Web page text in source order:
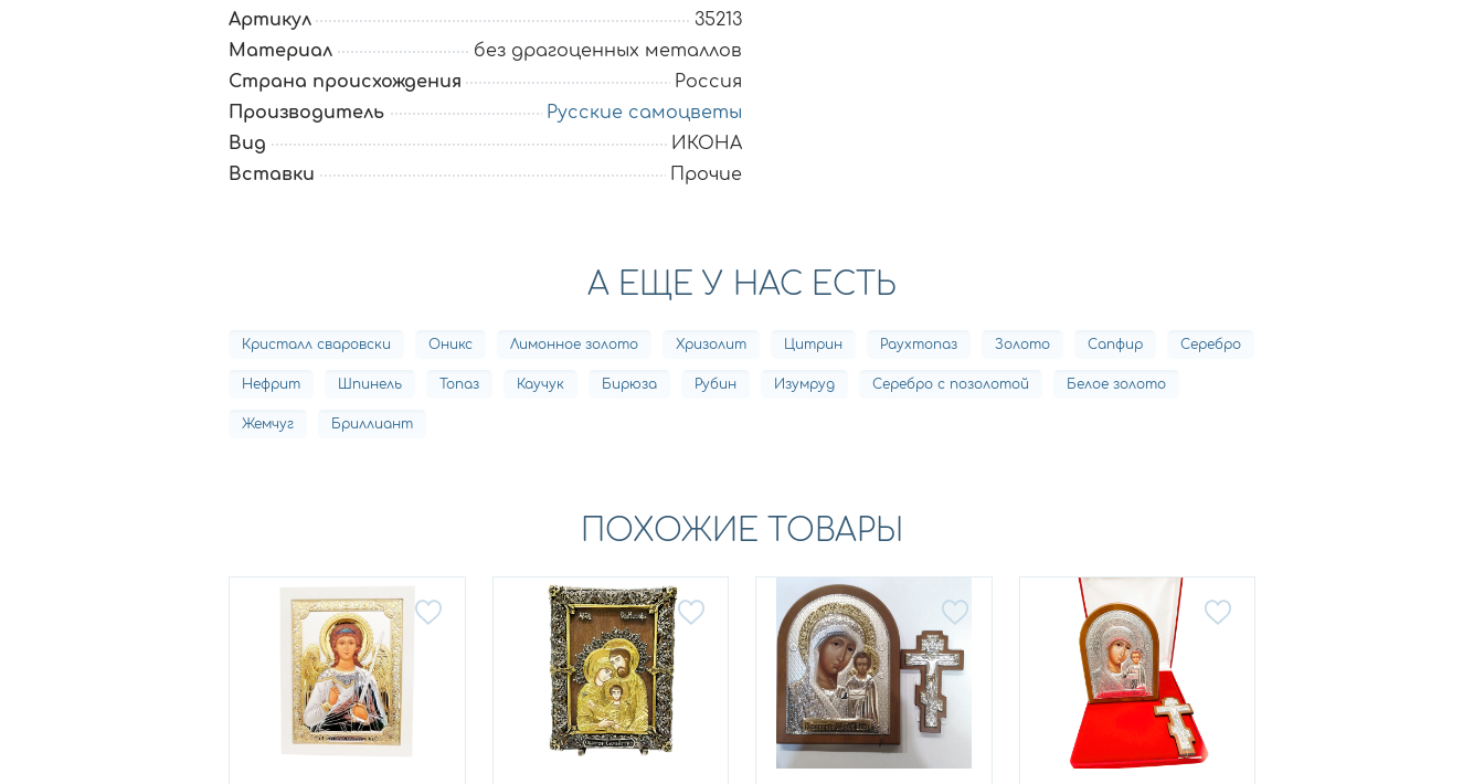
Артикул
35213
Материал
без драгоценных металлов
Страна происхождения
Россия
Производитель
Русские самоцветы
Вид
ИКОНА
Вставки
Прочие
А ЕЩЕ У НАС ЕСТЬ
Кристалл сваровски Оникс Лимонное золото Хризолит Цитрин Раухтопаз Золото Сапфир Серебро
Нефрит Шпинель Топаз Каучук Бирюза Рубин Изумруд Серебро с позолотой Белое золото
Жемчуг Бриллиант
ПОХОЖИЕ ТОВАРЫ